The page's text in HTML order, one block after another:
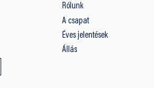
Rólunk
A csapat
Éves jelentések
Állás